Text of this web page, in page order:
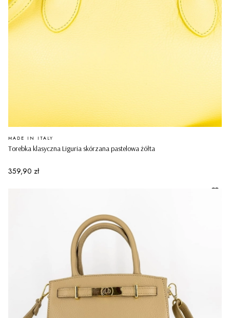
Torebka klasyczna Liguria skórzana pastelowa żółta
PRODUCENT
MADE IN ITALY
Cena
359,90 zł